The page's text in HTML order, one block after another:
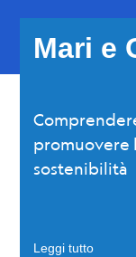
Mari e
promuovere
sostenibilità
Leggi tutto